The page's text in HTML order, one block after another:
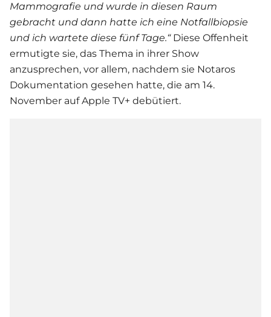
Mammografie und wurde in diesen Raum
gebracht und dann hatte ich eine Notfallbiopsie
und ich wartete diese fünf Tage.“Diese Offenheit
ermutigte sie, das Thema in ihrer Show
anzusprechen, vor allem, nachdem sie Notaros
Dokumentation gesehen hatte, die am 14.
November auf Apple TV+ debütiert.